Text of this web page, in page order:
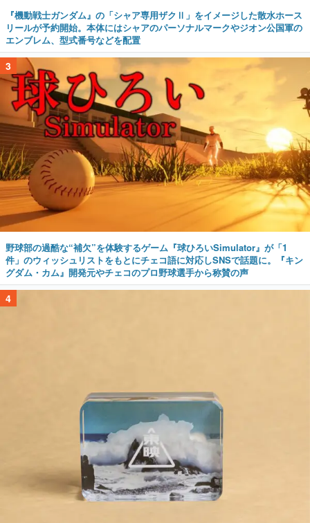
『機動戦士ガンダム』の「シャア専用ザクⅡ」をイメージした散水ホース
リールが予約開始。本体にはシャアのパーソナルマークやジオン公国軍の
エンブレム、型式番号などを配置
3
野球部の過酷な“補欠”を体験するゲーム『球ひろいSimulator』が「1
件」のウィッシュリストをもとにチェコ語に対応しSNSで話題に。『キン
グダム・カム』開発元やチェコのプロ野球選手から称賛の声
4